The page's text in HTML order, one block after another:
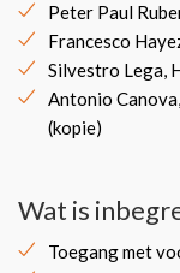
Peter Paul
Francesco
Silvestro Lega,
Antonio
(kopie)
Wat is
Toegang met